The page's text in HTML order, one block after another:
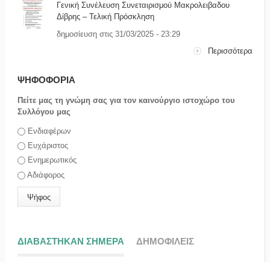
Γενική Συνέλευση Συνεταιρισμού Μακρολειβαδου
Δίβρης – Τελική Πρόσκληση
δημοσίευση στις 31/03/2025 - 23:29
Περισσότερα
ΨΗΦΟΦΟΡΙΑ
Πείτε μας τη γνώμη σας για τον καινούργιο ιστοχώρο του
Συλλόγου μας
Επιλογές
Ενδιαφέρων
Ευχάριστος
Ενημερωτικός
Αδιάφορος
ΔΙΑΒΑΣΤΗΚΑΝ ΣΗΜΕΡΑ (ΕΝΕΡΓΗ ΚΑΡΤΕΛΑ)
ΔΗΜΟΦΙΛΕΙΣ